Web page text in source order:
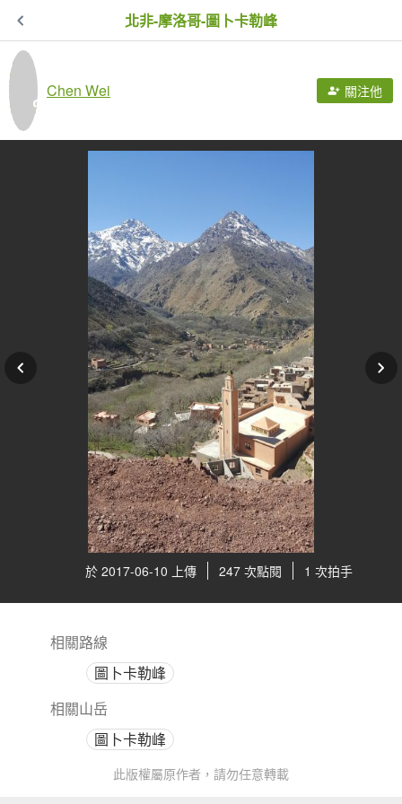
北非-摩洛哥-圖卜卡勒峰
Chen Wei 關注他
於 2017-06-10 上傳 247 次點閱 1 次拍手
相關路線
圖卜卡勒峰
相關山岳
圖卜卡勒峰
此版權屬原作者，請勿任意轉載